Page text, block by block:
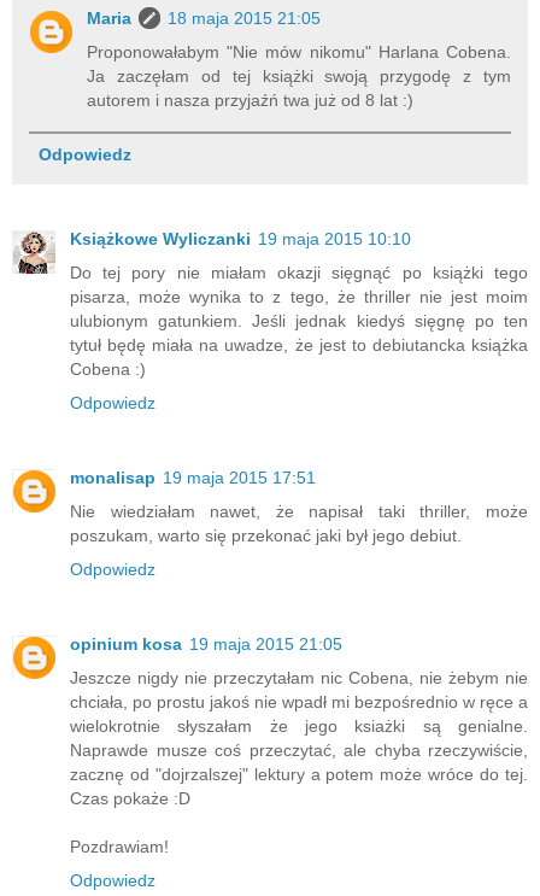
Maria
18 maja 2015 21:05
Proponowałabym "Nie mów nikomu" Harlana Cobena.
Ja zaczęłam od tej książki swoją przygodę z tym
autorem i nasza przyjaźń twa już od 8 lat :)
Odpowiedz
Książkowe Wyliczanki 19 maja 2015 10:10
Do tej pory nie miałam okazji sięgnąć po książki tego
pisarza, może wynika to z tego, że thriller nie jest moim
ulubionym gatunkiem. Jeśli jednak kiedyś sięgnę po ten
tytuł będę miała na uwadze, że jest to debiutancka książka
Cobena :)
Odpowiedz
monalisap 19 maja 2015 17:51
Nie wiedziałam nawet, że napisał taki thriller, może
poszukam, warto się przekonać jaki był jego debiut.
Odpowiedz
opinium kosa 19 maja 2015 21:05
Jeszcze nigdy nie przeczytałam nic Cobena, nie żebym nie
chciała, po prostu jakoś nie wpadł mi bezpośrednio w ręce a
wielokrotnie słyszałam że jego ksiażki są genialne.
Naprawde musze coś przeczytać, ale chyba rzeczywiście,
zacznę od "dojrzalszej" lektury a potem może wróce do tej.
Czas pokaże :D
Pozdrawiam!
Odpowiedz